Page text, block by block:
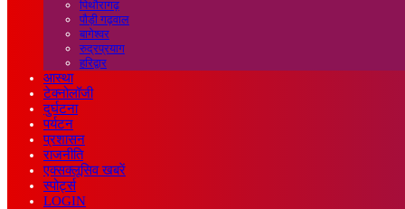
पिथौरागढ़
पौड़ी गढ़वाल
बागेश्वर
रुद्रप्रयाग
हरिद्वार
आस्था
टेक्नोलॉजी
दुर्घटना
पर्यटन
प्रशासन
राजनीति
एक्सक्लूसिव खबरें
स्पोर्ट्स
LOGIN